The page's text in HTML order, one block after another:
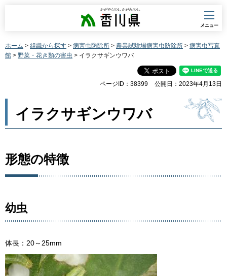
香川県
メニュー
ホーム > 組織から探す > 病害虫防除所 > 農業試験場病害虫防除所 > 病害虫写真
館 > 野菜・花き類の害虫 > イラクサギンウワバ
ページID：38399 公開日：2023年4月13日
イラクサギンウワバ
形態の特徴
幼虫
体長：20～25mm